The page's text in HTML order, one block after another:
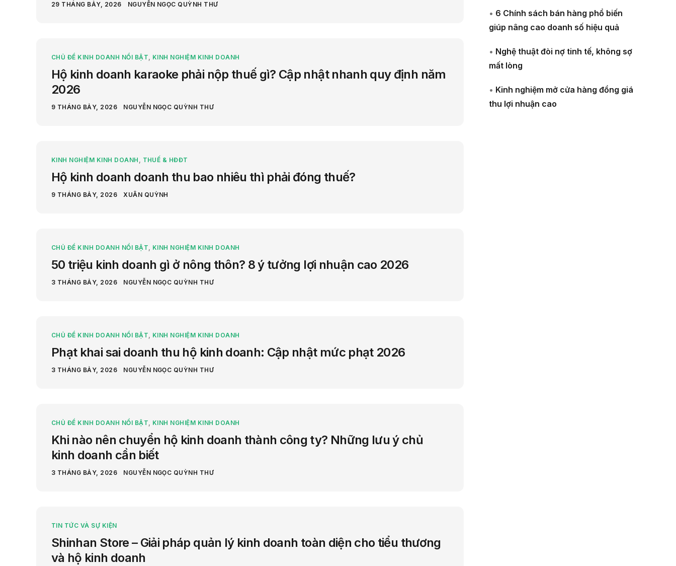
29 THÁNG BẢY, 2026 NGUYỄN NGỌC QUỲNH THƯ
CHỦ ĐỀ KINH DOANH NỔI BẬT, KINH NGHIỆM KINH DOANH
Hộ kinh doanh karaoke phải nộp thuế gì? Cập nhật nhanh quy định năm
2026
9 THÁNG BẢY, 2026 NGUYỄN NGỌC QUỲNH THƯ
KINH NGHIỆM KINH DOANH , THUẾ & HĐĐT
Hộ kinh doanh doanh thu bao nhiêu thì phải đóng thuế?
9 THÁNG BẢY, 2026 XUÂN QUỲNH
CHỦ ĐỀ KINH DOANH NỔI BẬT, KINH NGHIỆM KINH DOANH
50 triệu kinh doanh gì ở nông thôn? 8 ý tưởng lợi nhuận cao 2026
3 THÁNG BẢY, 2026 NGUYỄN NGỌC QUỲNH THƯ
CHỦ ĐỀ KINH DOANH NỔI BẬT, KINH NGHIỆM KINH DOANH
Phạt khai sai doanh thu hộ kinh doanh: Cập nhật mức phạt 2026
3 THÁNG BẢY, 2026 NGUYỄN NGỌC QUỲNH THƯ
CHỦ ĐỀ KINH DOANH NỔI BẬT, KINH NGHIỆM KINH DOANH
Khi nào nên chuyển hộ kinh doanh thành công ty? Những lưu ý chủ
kinh doanh cần biết
3 THÁNG BẢY, 2026 NGUYỄN NGỌC QUỲNH THƯ
TIN TỨC VÀ SỰ KIỆN
Shinhan Store – Giải pháp quản lý kinh doanh toàn diện cho tiểu thương
và hộ kinh doanh
• 6 Chính sách bán hàng phổ biến
giúp nâng cao doanh số hiệu quả
• Nghệ thuật đòi nợ tinh tế, không sợ
mất lòng
• Kinh nghiệm mở cửa hàng đồng giá
thu lợi nhuận cao